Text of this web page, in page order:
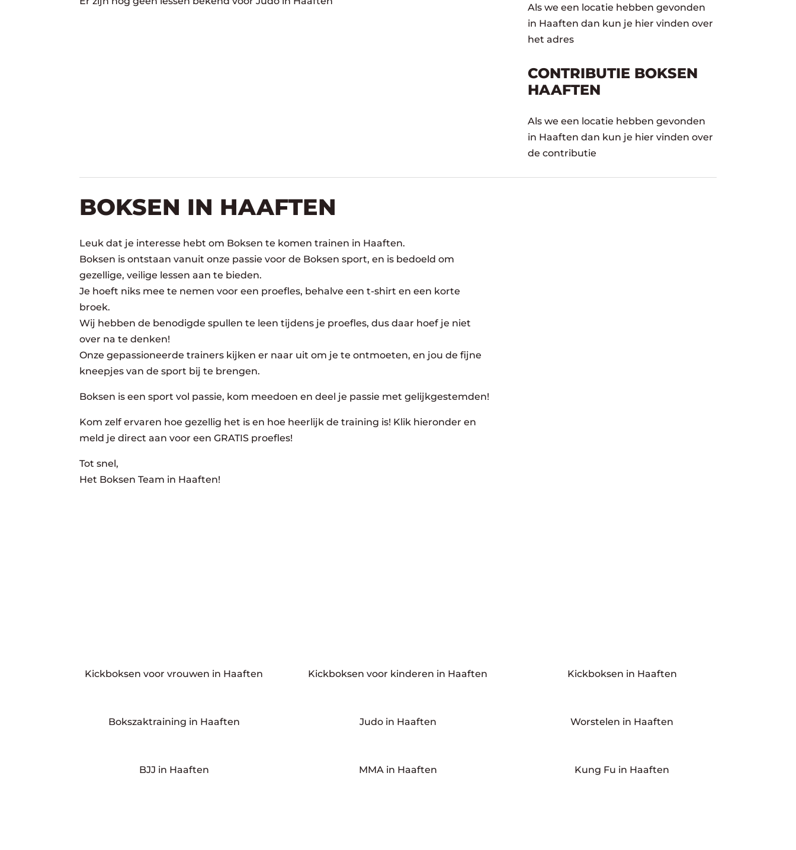
Als we een locatie hebben gevonden
in Haaften dan kun je hier vinden over
het adres
CONTRIBUTIE BOKSEN
HAAFTEN
Als we een locatie hebben gevonden
in Haaften dan kun je hier vinden over
de contributie
BOKSEN IN HAAFTEN
Leuk dat je interesse hebt om Boksen te komen trainen in Haaften.
Boksen is ontstaan vanuit onze passie voor de Boksen sport, en is bedoeld om
gezellige, veilige lessen aan te bieden.
Je hoeft niks mee te nemen voor een proefles, behalve een t-shirt en een korte
broek.
Wij hebben de benodigde spullen te leen tijdens je proefles, dus daar hoef je niet
over na te denken!
Onze gepassioneerde trainers kijken er naar uit om je te ontmoeten, en jou de fijne
kneepjes van de sport bij te brengen.
Boksen is een sport vol passie, kom meedoen en deel je passie met gelijkgestemden!
Kom zelf ervaren hoe gezellig het is en hoe heerlijk de training is! Klik hieronder en
meld je direct aan voor een GRATIS proefles!
Tot snel,
Het Boksen Team in Haaften!
Kickboksen voor vrouwen in Haaften Kickboksen voor kinderen in Haaften Kickboksen in Haaften
Bokszaktraining in Haaften Judo in Haaften Worstelen in Haaften
BJJ in Haaften MMA in Haaften Kung Fu in Haaften